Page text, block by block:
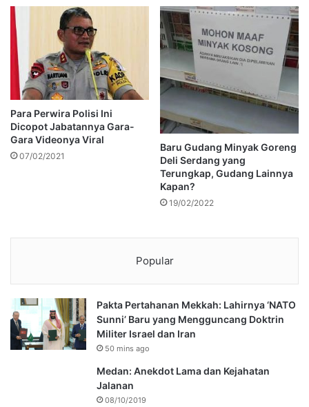
Para Perwira Polisi Ini
Dicopot Jabatannya Gara-
Gara Videonya Viral
07/02/2021
Baru Gudang Minyak Goreng
Deli Serdang yang
Terungkap, Gudang Lainnya
Kapan?
19/02/2022
Popular
Pakta Pertahanan Mekkah: Lahirnya ‘NATO
Sunni’ Baru yang Mengguncang Doktrin
Militer Israel dan Iran
50 mins ago
Medan: Anekdot Lama dan Kejahatan
Jalanan
08/10/2019